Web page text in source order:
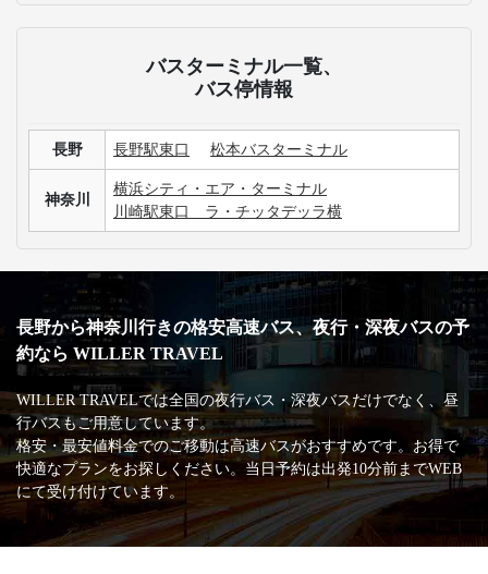
バスターミナル一覧、
バス停情報
長野 長野駅東口 松本バスターミナル
神奈川
横浜シティ・エア・ターミナル
川崎駅東口 ラ・チッタデッラ横
長野から神奈川行きの格安高速バス、夜行・深夜バスの予
約なら WILLER TRAVEL
WILLER TRAVELでは全国の夜行バス・深夜バスだけでなく、昼
行バスもご用意しています。
格安・最安値料金でのご移動は高速バスがおすすめです。お得で
快適なプランをお探しください。当日予約は出発10分前までWEB
にて受け付けています。